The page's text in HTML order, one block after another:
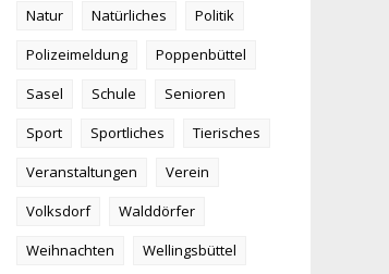
Natur
Natürliches
Politik
Polizeimeldung
Poppenbüttel
Sasel
Schule
Senioren
Sport
Sportliches
Tierisches
Veranstaltungen
Verein
Volksdorf
Walddörfer
Weihnachten
Wellingsbüttel